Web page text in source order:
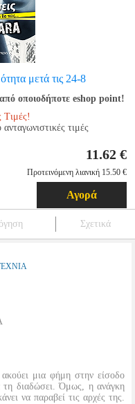
μετά τις 24-8
οποιοδήποτε eshop point!
Τιμές!
τιμές
11.62 €
Προτεινόμενη λιανική 15.50 €
Αγορά
Σχετικά
μια φήμη στην είσοδο
τη διαδώσει. Όμως, η ανάγκη
να παραβεί τις αρχές της.